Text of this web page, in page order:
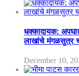
धक्कादायक:
लाखांचे मंगळसुत्र
December 10,